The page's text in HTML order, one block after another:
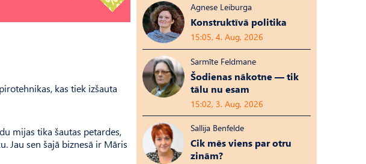
kas tiek izšauta
mijas tika šautas petardes,
Jau sen šajā biznesā ir Māris
Agnese Leiburga
Konstruktīvā politika
15:05, 4. Aug, 2026
Sarmīte Feldmane
Šodienas nākotne — tik
tālu nu esam
15:02, 3. Aug, 2026
Sallija Benfelde
Cik mēs viens par otru
zinām?